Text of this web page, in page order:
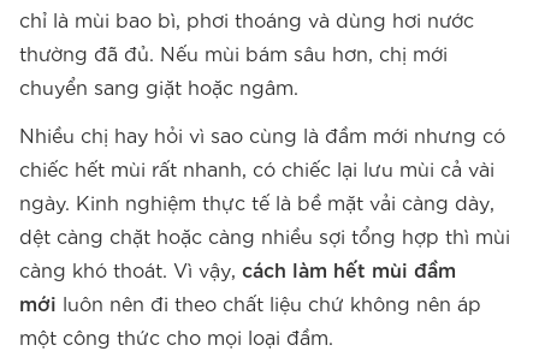
chỉ là mùi bao bì, phơi thoáng và dùng hơi nước
thường đã đủ. Nếu mùi bám sâu hơn, chị mới
chuyển sang giặt hoặc ngâm.
Nhiều chị hay hỏi vì sao cùng là đầm mới nhưng có
chiếc hết mùi rất nhanh, có chiếc lại lưu mùi cả vài
ngày. Kinh nghiệm thực tế là bề mặt vải càng dày,
dệt càng chặt hoặc càng nhiều sợi tổng hợp thì mùi
càng khó thoát. Vì vậy, cách làm hết mùi đầm
mới luôn nên đi theo chất liệu chứ không nên áp
một công thức cho mọi loại đầm.